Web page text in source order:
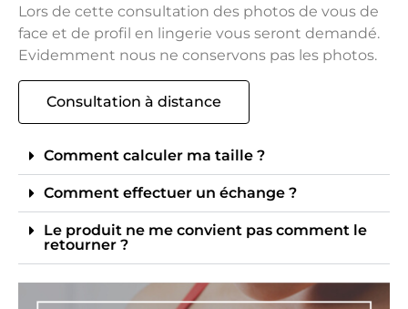
Lors de cette consultation des photos de vous de
face et de profil en lingerie vous seront demandé.
Evidemment nous ne conservons pas les photos.
Consultation à distance
Comment calculer ma taille ?
Comment effectuer un échange ?
Le produit ne me convient pas comment le
retourner ?